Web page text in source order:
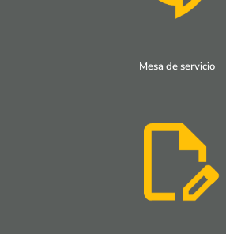
Mesa de servicio